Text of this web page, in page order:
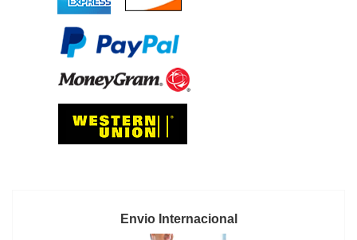
Envio Internacional